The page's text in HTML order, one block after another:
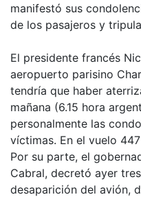
manifestó sus
de los pasajeros y
El presidente francés
aeropuerto parisino
tendría que haber
mañana (6.15 hora
personalmente las
víctimas. En el vuelo
Por su parte, el
Cabral, decretó ayer
desaparición del avión,